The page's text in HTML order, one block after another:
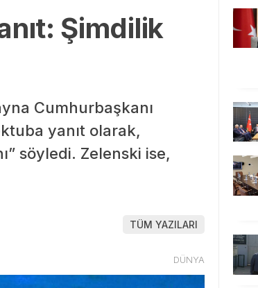
Şimdilik
Cumhurbaşkanı
yanıt olarak,
söyledi. Zelenski ise,
TÜM YAZILARI
DÜNYA